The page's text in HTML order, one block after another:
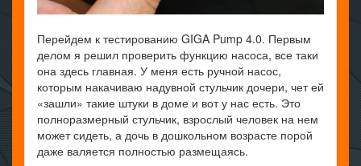
Перейдем к тестированию GIGA Pump 4.0. Первым
делом я решил проверить функцию насоса, все таки
она здесь главная. У меня есть ручной насос,
которым накачиваю надувной стульчик дочери, чет ей
«зашли» такие штуки в доме и вот у нас есть. Это
полноразмерный стульчик, взрослый человек на нем
может сидеть, а дочь в дошкольном возрасте порой
даже валяется полностью размещаясь.